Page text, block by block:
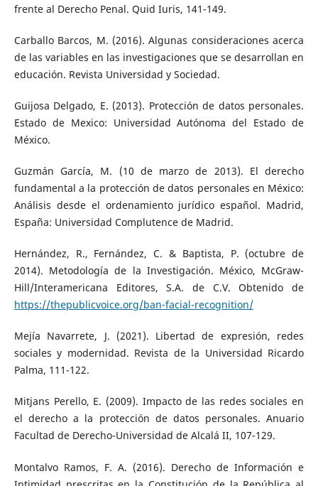
frente al Derecho Penal. Quid Iuris, 141-149.
Carballo Barcos, M. (2016). Algunas consideraciones acerca
de las variables en las investigaciones que se desarrollan en
educación. Revista Universidad y Sociedad.
Guijosa Delgado, E. (2013). Protección de datos personales.
Estado de Mexico: Universidad Autónoma del Estado de
México.
Guzmán García, M. (10 de marzo de 2013). El derecho
fundamental a la protección de datos personales en México:
Análisis desde el ordenamiento jurídico español. Madrid,
España: Universidad Complutence de Madrid.
Hernández, R., Fernández, C. & Baptista, P. (octubre de
2014). Metodología de la Investigación. México, McGraw-
Hill/Interamericana Editores, S.A. de C.V. Obtenido de
https://thepublicvoice.org/ban-facial-recognition/
Mejía Navarrete, J. (2021). Libertad de expresión, redes
sociales y modernidad. Revista de la Universidad Ricardo
Palma, 111-122.
Mitjans Perello, E. (2009). Impacto de las redes sociales en
el derecho a la protección de datos personales. Anuario
Facultad de Derecho-Universidad de Alcalá II, 107-129.
Montalvo Ramos, F. A. (2016). Derecho de Información e